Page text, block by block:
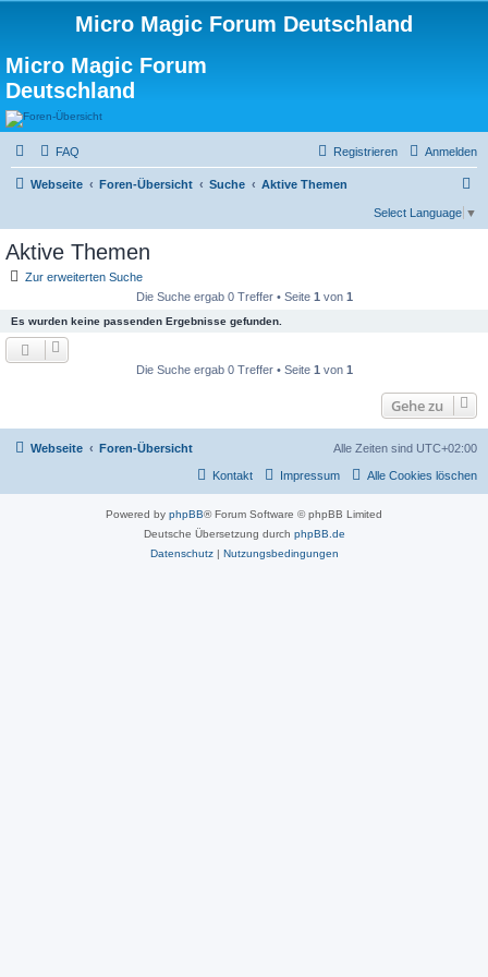
Micro Magic Forum Deutschland
Micro Magic Forum
Deutschland
FAQ Anmelden
Registrieren
Webseite Foren-Übersicht Suche Aktive Themen
Select Language ▼
Aktive Themen
Zur erweiterten Suche
Die Suche ergab 0 Treffer • Seite 1 von 1
Es wurden keine passenden Ergebnisse gefunden.
Die Suche ergab 0 Treffer • Seite 1 von 1
Gehe zu
Webseite Foren-Übersicht Alle Zeiten sind UTC+02:00
Alle Cookies löschen
Impressum
Kontakt
Powered by phpBB® Forum Software © phpBB Limited
Deutsche Übersetzung durch phpBB.de
Datenschutz| Nutzungsbedingungen